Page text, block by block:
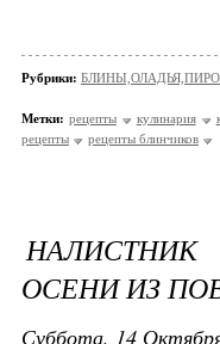
Рубрики:
Метки: рецепты кулинария
рецепты
рецепты блинчиков
ОСЕНИ ИЗ
Суббота, 14